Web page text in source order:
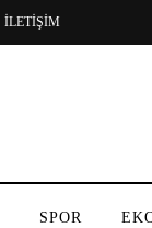
İLETİŞİM
SPOR